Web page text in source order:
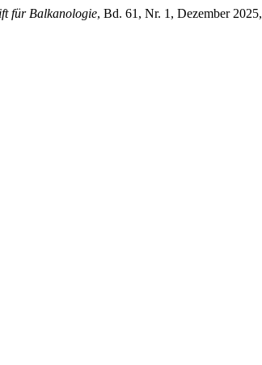
für Balkanologie, Bd. 61, Nr. 1, Dezember 2025,